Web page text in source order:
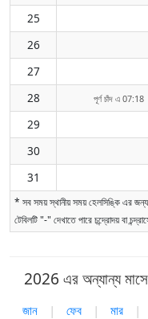
25
26
27
28
পূর্ণ চাঁদ এ 07:18
29
30
31
* সব সময় স্থানীয় সময় হেলসিঙ্কি এর জন্য।
টেবিলটি "-" দেখাতে পারে চন্দ্রোদয় বা
2026 এর অন্যান্য
জান | ফেব | মার |